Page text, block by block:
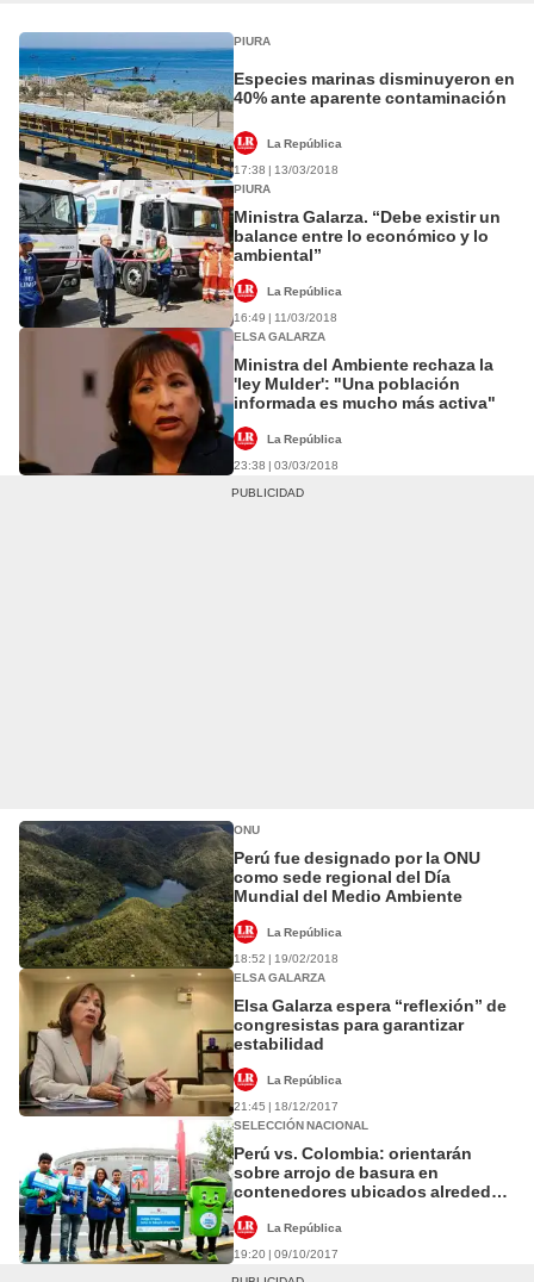
PIURA
Especies marinas disminuyeron en
40% ante aparente contaminación
La República
17:38 | 13/03/2018
PIURA
Ministra Galarza. “Debe existir un
balance entre lo económico y lo
ambiental”
La República
16:49 | 11/03/2018
ELSA GALARZA
Ministra del Ambiente rechaza la
'ley Mulder': "Una población
informada es mucho más activa"
La República
23:38 | 03/03/2018
ONU
Perú fue designado por la ONU
como sede regional del Día
Mundial del Medio Ambiente
La República
18:52 | 19/02/2018
ELSA GALARZA
Elsa Galarza espera “reflexión” de
congresistas para garantizar
estabilidad
La República
21:45 | 18/12/2017
SELECCIÓN NACIONAL
Perú vs. Colombia: orientarán
sobre arrojo de basura en
contenedores ubicados alrededor
La República
19:20 | 09/10/2017